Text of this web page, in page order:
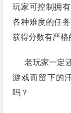
玩家可控制拥
各种难度的任
获得分数有严格
老玩家一定
游戏而留下的
吗？